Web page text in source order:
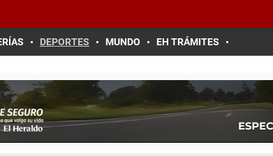
DEPORTES MUNDO EH TRÁMITES